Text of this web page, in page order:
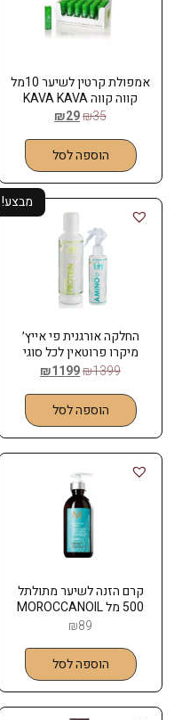
אמפולת קרטין לשיער 10מל
קווה קווה KAVA KAVA
₪35
₪29
הוספה לסל
מבצע!
החלקה אורגנית פי אייץ׳
מיקרו פרוטאין לכל סוגי
השיער1000 מל – PH ₪1399
₪1199
הוספה לסל
קרם הזנה לשיער מתולתל
500 מל MOROCCANOIL
שמן מרוקאי
₪89
הוספה לסל